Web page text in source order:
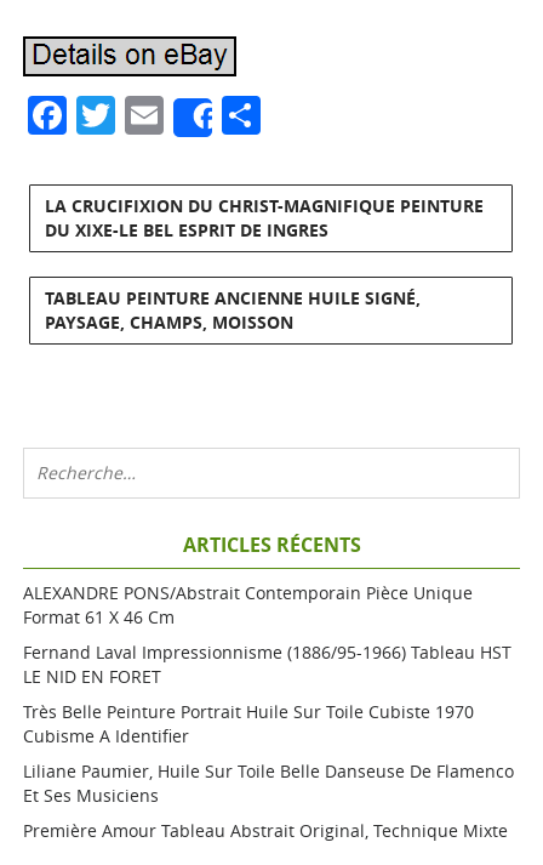
Facebook
Twitter
Email
Share
LA CRUCIFIXION DU CHRIST-MAGNIFIQUE PEINTURE
DU XIXE-LE BEL ESPRIT DE INGRES
TABLEAU PEINTURE ANCIENNE HUILE SIGNÉ,
PAYSAGE, CHAMPS, MOISSON
ARTICLES RÉCENTS
ALEXANDRE PONS/Abstrait Contemporain Pièce Unique
Format 61 X 46 Cm
Fernand Laval Impressionnisme (1886/95-1966) Tableau HST
LE NID EN FORET
Très Belle Peinture Portrait Huile Sur Toile Cubiste 1970
Cubisme A Identifier
Liliane Paumier, Huile Sur Toile Belle Danseuse De Flamenco
Et Ses Musiciens
Première Amour Tableau Abstrait Original, Technique Mixte